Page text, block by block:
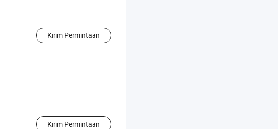
Kirim Permintaan
Kirim Permintaan